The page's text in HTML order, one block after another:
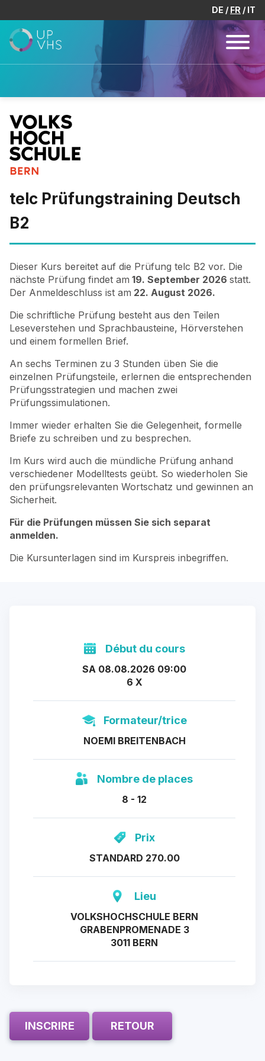
DE FR IT
telc Prüfungstraining Deutsch
B2
Dieser Kurs bereitet auf die Prüfung telc B2 vor. Die
nächste Prüfung findet am 19. September 2026 statt.
Der Anmeldeschluss ist am 22. August 2026.
Die schriftliche Prüfung besteht aus den Teilen
Leseverstehen und Sprachbausteine, Hörverstehen
und einem formellen Brief.
An sechs Terminen zu 3 Stunden üben Sie die
einzelnen Prüfungsteile, erlernen die entsprechenden
Prüfungsstrategien und machen zwei
Prüfungssimulationen.
Immer wieder erhalten Sie die Gelegenheit, formelle
Briefe zu schreiben und zu besprechen.
Im Kurs wird auch die mündliche Prüfung anhand
verschiedener Modelltests geübt. So wiederholen Sie
den prüfungsrelevanten Wortschatz und gewinnen an
Sicherheit.
Für die Prüfungen müssen Sie sich separat
anmelden.
Die Kursunterlagen sind im Kurspreis inbegriffen.
Début du cours
SA 08.08.2026 09:00
6 X
Formateur/trice
NOEMI BREITENBACH
Nombre de places
8 - 12
Prix
STANDARD 270.00
Lieu
VOLKSHOCHSCHULE BERN
GRABENPROMENADE 3
3011 BERN
INSCRIRE RETOUR